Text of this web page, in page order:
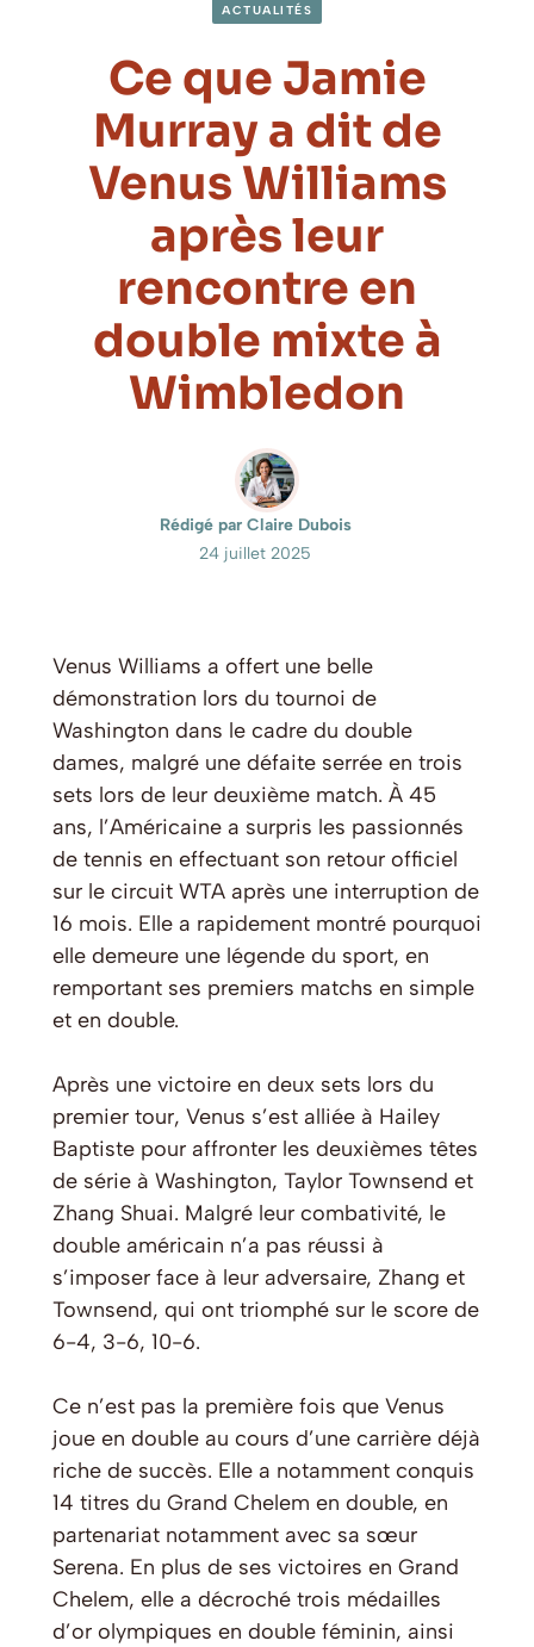
ACTUALITÉS
Ce que Jamie
Murray a dit de
Venus Williams
après leur
rencontre en
double mixte à
Wimbledon
Rédigé par Claire Dubois
24 juillet 2025
Venus Williams a offert une belle
démonstration lors du tournoi de
Washington dans le cadre du double
dames, malgré une défaite serrée en trois
sets lors de leur deuxième match. À 45
ans, l’Américaine a surpris les passionnés
de tennis en effectuant son retour officiel
sur le circuit WTA après une interruption de
16 mois. Elle a rapidement montré pourquoi
elle demeure une légende du sport, en
remportant ses premiers matchs en simple
et en double.
Après une victoire en deux sets lors du
premier tour, Venus s’est alliée à Hailey
Baptiste pour affronter les deuxièmes têtes
de série à Washington, Taylor Townsend et
Zhang Shuai. Malgré leur combativité, le
double américain n’a pas réussi à
s’imposer face à leur adversaire, Zhang et
Townsend, qui ont triomphé sur le score de
6-4, 3-6, 10-6.
Ce n’est pas la première fois que Venus
joue en double au cours d’une carrière déjà
riche de succès. Elle a notamment conquis
14 titres du Grand Chelem en double, en
partenariat notamment avec sa sœur
Serena. En plus de ses victoires en Grand
Chelem, elle a décroché trois médailles
d’or olympiques en double féminin, ainsi